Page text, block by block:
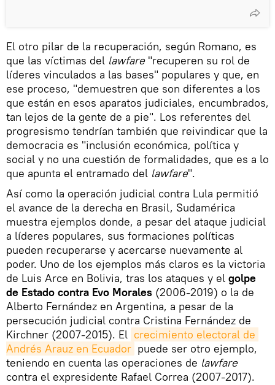
El otro pilar de la recuperación, según Romano, es
que las víctimas del lawfare"recuperen su rol de
líderes vinculados a las bases" populares y que, en
ese proceso, "demuestren que son diferentes a los
que están en esos aparatos judiciales, encumbrados,
tan lejos de la gente de a pie". Los referentes del
progresismo tendrían también que reivindicar que la
democracia es "inclusión económica, política y
social y no una cuestión de formalidades, que es a lo
que apunta el entramado del lawfare".
Así como la operación judicial contra Lula permitió
el avance de la derecha en Brasil, Sudamérica
muestra ejemplos donde, a pesar del ataque judicial
a líderes populares, sus formaciones políticas
pueden recuperarse y acercarse nuevamente al
poder. Uno de los ejemplos más claros es la victoria
de Luis Arce en Bolivia, tras los ataques y el golpe
de Estado contra Evo Morales (2006-2019) o la de
Alberto Fernández en Argentina, a pesar de la
persecución judicial contra Cristina Fernández de
Kirchner (2007-2015). El crecimiento electoral de
Andrés Arauz en Ecuador puede ser otro ejemplo,
teniendo en cuenta las operaciones de lawfare
contra el expresidente Rafael Correa (2007-2017).